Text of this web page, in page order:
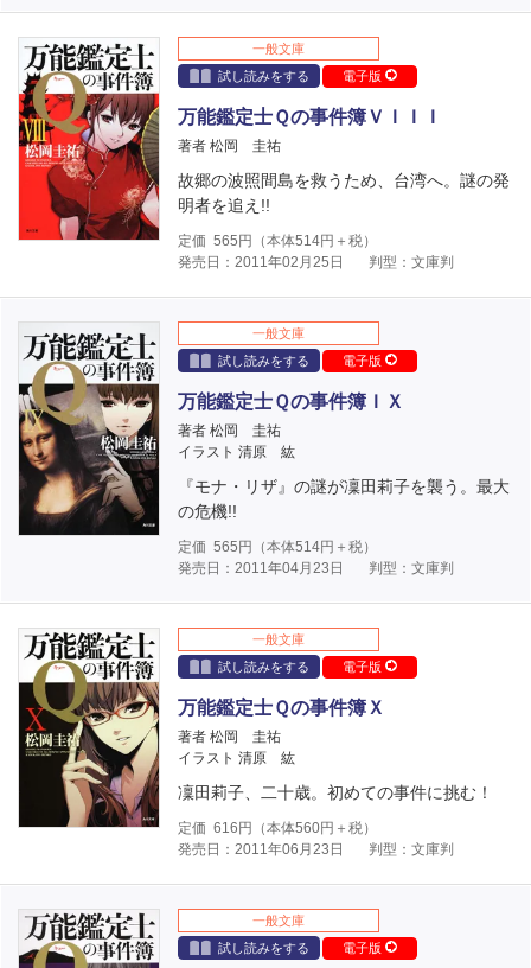
一般文庫
試し読みをする
電子版
万能鑑定士Ｑの事件簿ＶＩＩＩ
著者 松岡 圭祐
故郷の波照間島を救うため、台湾へ。謎の発
明者を追え!!
定価 565 円（本体514円＋税）
発売日：2011年02月25日
判型：文庫判
一般文庫
試し読みをする
電子版
万能鑑定士Ｑの事件簿ＩＸ
著者 松岡 圭祐
イラスト 清原 紘
『モナ・リザ』の謎が凜田莉子を襲う。最大
の危機!!
定価 565 円（本体514円＋税）
発売日：2011年04月23日
判型：文庫判
一般文庫
試し読みをする
電子版
万能鑑定士Ｑの事件簿Ｘ
著者 松岡 圭祐
イラスト 清原 紘
凜田莉子、二十歳。初めての事件に挑む！
定価 616 円（本体560円＋税）
発売日：2011年06月23日
判型：文庫判
一般文庫
試し読みをする
電子版